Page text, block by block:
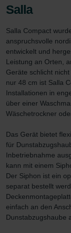
Salla
Salla Compact
anspruchsvolle
entwickelt und
Leistung an Orten,
Geräte schlicht
nur 48 cm ist Salla
Installationen in
über einer
Wäschetrockner
Das Gerät bietet
für
Inbetriebnahme
kann mit einem
Der Siphon ist ein
separat bestellt
einfach an den
Dunstabzugshaube